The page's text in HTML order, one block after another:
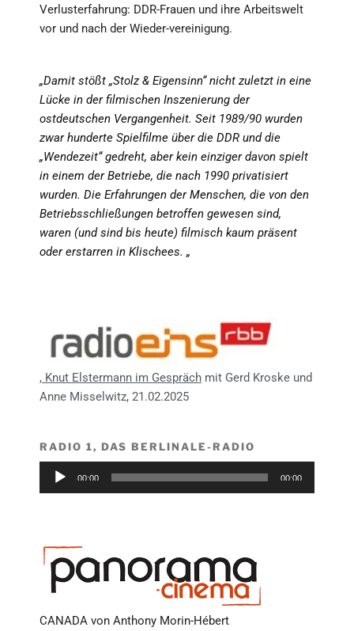
Verlusterfahrung: DDR-Frauen und ihre Arbeitswelt
vor und nach der Wieder-vereinigung.
„Damit stößt „Stolz & Eigensinn“ nicht zuletzt in eine
Lücke in der filmischen Inszenierung der
ostdeutschen Vergangenheit. Seit 1989/90 wurden
zwar hunderte Spielfilme über die DDR und die
„Wendezeit“ gedreht, aber kein einziger davon spielt
in einem der Betriebe, die nach 1990 privatisiert
wurden. Die Erfahrungen der Menschen, die von den
Betriebsschließungen betroffen gewesen sind,
waren (und sind bis heute) filmisch kaum präsent
oder erstarren in Klischees. „
, Knut Elstermann im Gespräch mit Gerd Kroske und
Anne Misselwitz, 21.02.2025
RADIO 1, DAS BERLINALE-RADIO
Audio-
00:00 00:00
CANADA von Anthony Morin-Hébert